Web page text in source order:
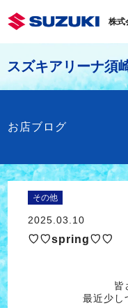
株式
スズキアリーナ須
お店ブログ
その他
2025.03.10
♡♡spring♡♡
皆
最近少し